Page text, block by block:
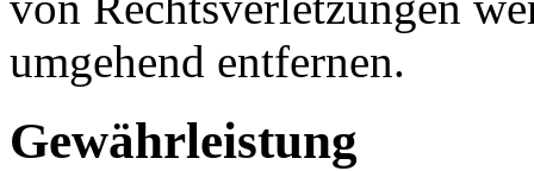
umgehend entfernen.
Gewährleistung